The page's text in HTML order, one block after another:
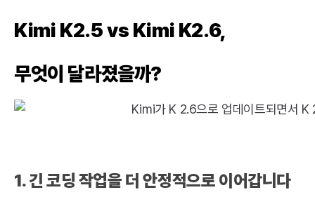
Kimi K2.5 vs Kimi K2.6,
무엇이 달라졌을까?
1. 긴 코딩 작업을 더 안정적으로 이어갑니다